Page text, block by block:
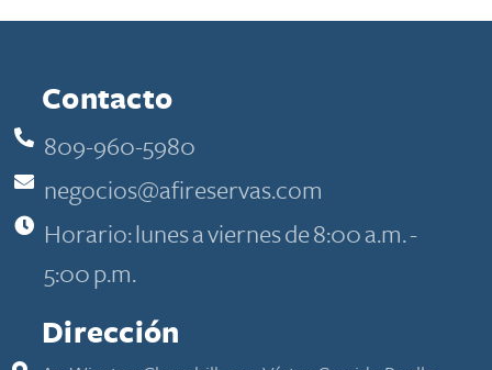
Contacto
809-960-5980
negocios@afireservas.com
Horario: lunes a viernes de 8:00 a.m. -
5:00 p.m.
Dirección